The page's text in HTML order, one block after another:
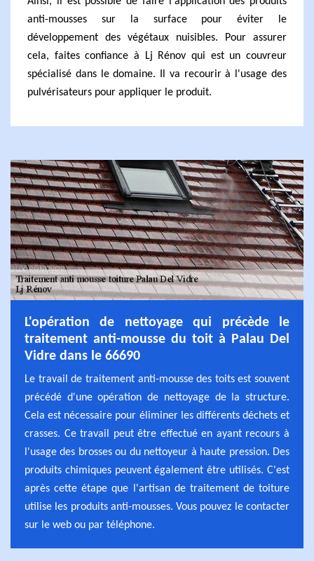
anti-mousses sur la surface pour éviter le
développement des végétaux nuisibles. Pour assurer
cela, faites confiance à Lj Rénov qui est un couvreur
spécialisé dans le domaine. Il va recourir à l'usage des
pulvérisateurs pour appliquer le produit.
L'opération de nettoyage qui précède le
traitement anti-mousse du toit à Palau Del
Vidre dans le 66690
Le travail de traitement anti-mousse des toits est souvent
précédé d'une opération de nettoyage de la structure.
Cela est nécessaire pour éliminer les différents déchets et
crasses. Ce travail peut être effectué en ayant recours à
l'usage des brosses ou du nettoyeur à haute pression. Des
produits chimiques peuvent également être utilisés. C'est
après cette étape que l'artisan de traitement de toiture
utilise les produits anti-mousses. Vous pouvez le contacter
sur le web ou par téléphone.